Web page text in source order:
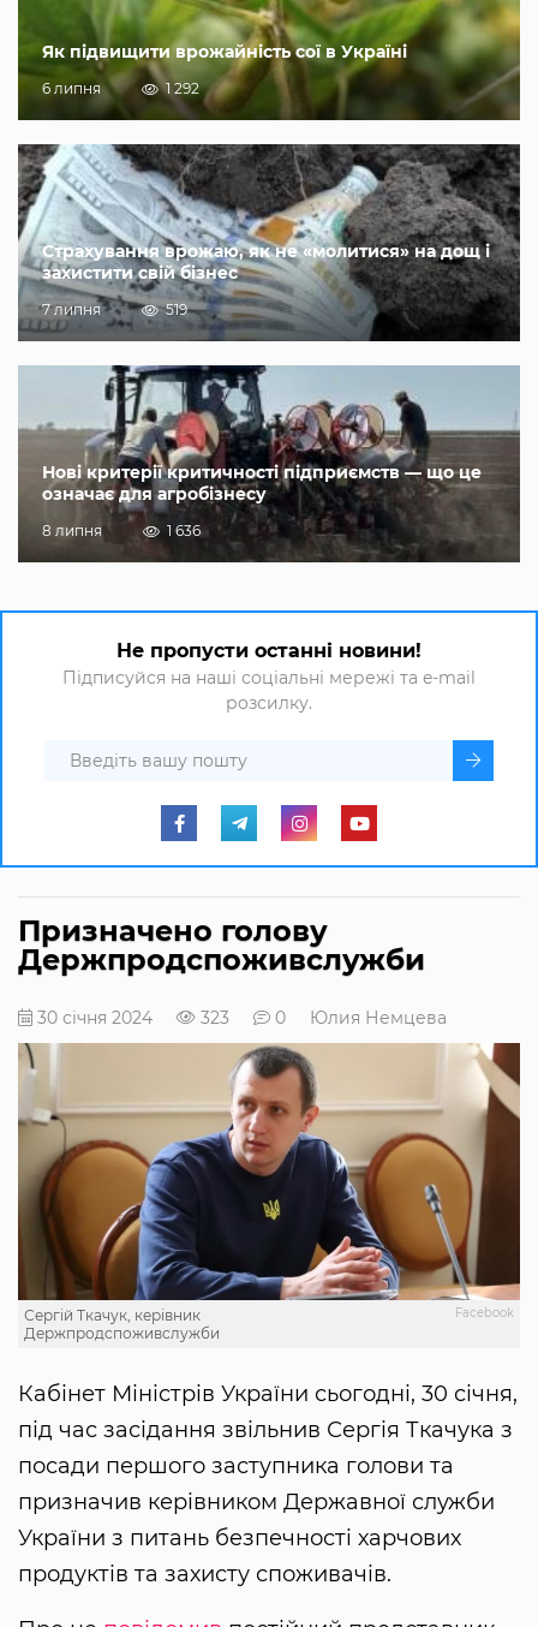
Як підвищити врожайність сої в Україні
6 липня 1 292
Страхування врожаю, як не «молитися» на дощ і
захистити свій бізнес
7 липня 519
Нові критерії критичності підприємств — що це
означає для агробізнесу
8 липня 1 636
Не пропусти останні новини!
Підписуйся на наші соціальні мережі та e-mail
розсилку.
Призначено голову
Держпродспоживслужби
30 січня 2024 323 0 Юлия Немцева
Facebook
Сергій Ткачук, керівник
Держпродспоживслужби
Кабінет Міністрів України сьогодні, 30 січня,
під час засідання звільнив Сергія Ткачука з
посади першого заступника голови та
призначив керівником Державної служби
України з питань безпечності харчових
продуктів та захисту споживачів.